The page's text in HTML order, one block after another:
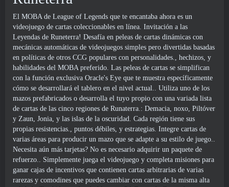
El MOBA de League of Legends que te encantaba ahora es un
videojuego de cartas coleccionables en línea. Invitación a las
Leyendas de Runeterra! Desafía en peleas de cartas dinámicas con
mecánicas automáticas de videojuegos simples pero divertidas basadas
en políticas de otros CCG populares con personalidades., hechizos, y
habilidades del MOBA preferido. Las peleas de cartas se simplifican
con la función exclusiva Oracle's Eye que te muestra específicamente
cómo se desarrollará el tablero en el nivel actual.. Utiliza uno de los
mazos prefabricados o desarrolla el tuyo propio con una variada lista
de cartas de las cinco regiones de Runaterra.: Demacia, noxo, Piltóver
y Zaun, Jonia, y las islas de la oscuridad. Cada región tiene sus
propias resistencias., puntos débiles, y estrategias. Integre cartas de
varias áreas para producir un mazo que se adapte a su estilo de juego..
Necesita aún más tarjetas? No es necesario adquirir un paquete de
refuerzo.. Simplemente juega el videojuego y completa misiones para
ganar cajas de incentivos que contienen cartas arbitrarias de varias
rarezas y comodines que puedes cambiar con cartas de la misma alta